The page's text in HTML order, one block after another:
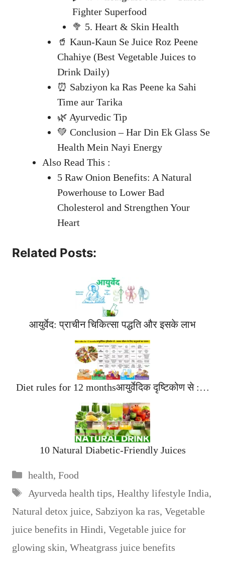
Fighter Superfood
🥦 5. Heart & Skin Health
🥤 Kaun-Kaun Se Juice Roz Peene
Chahiye (Best Vegetable Juices to
Drink Daily)
⏰ Sabziyon ka Ras Peene ka Sahi
Time aur Tarika
🌿 Ayurvedic Tip
💚 Conclusion – Har Din Ek Glass Se
Health Mein Nayi Energy
Also Read This :
5 Raw Onion Benefits: A Natural
Powerhouse to Lower Bad
Cholesterol and Strengthen Your
Heart
Related Posts:
आयुर्वेद: प्राचीन चिकित्सा पद्धति और इसके लाभ
Diet rules for 12 monthsआयुर्वेदिक दृष्टिकोण से :…
10 Natural Diabetic-Friendly Juices
Categories
health, Food
Tags
Ayurveda health tips, Healthy lifestyle India,
Natural detox juice, Sabziyon ka ras, Vegetable
juice benefits in Hindi, Vegetable juice for
glowing skin, Wheatgrass juice benefits